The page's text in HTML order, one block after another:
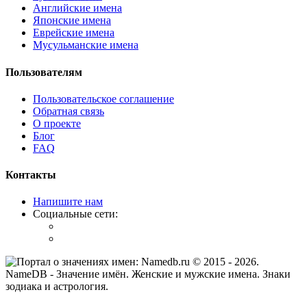
Английские имена
Японские имена
Еврейские имена
Мусульманские имена
Пользователям
Пользовательское соглашение
Обратная связь
О проекте
Блог
FAQ
Контакты
Напишите нам
Социальные сети:
© 2015 - 2026.
NameDB - Значение имён. Женские и мужские имена. Знаки
зодиака и астрология.